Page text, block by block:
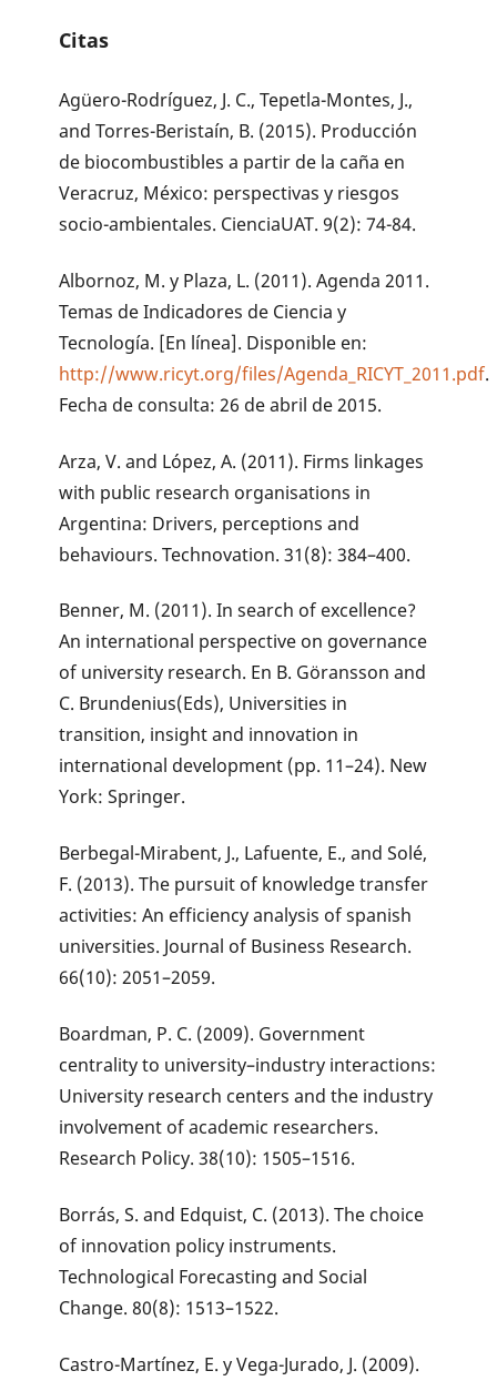
Citas
Agüero-Rodríguez, J. C., Tepetla-Montes, J.,
and Torres-Beristaín, B. (2015). Producción
de biocombustibles a partir de la caña en
Veracruz, México: perspectivas y riesgos
socio-ambientales. CienciaUAT. 9(2): 74-84.
Albornoz, M. y Plaza, L. (2011). Agenda 2011.
Temas de Indicadores de Ciencia y
Tecnología. [En línea]. Disponible en:
http://www.ricyt.org/files/Agenda_RICYT_2011.pdf.
Fecha de consulta: 26 de abril de 2015.
Arza, V. and López, A. (2011). Firms linkages
with public research organisations in
Argentina: Drivers, perceptions and
behaviours. Technovation. 31(8): 384–400.
Benner, M. (2011). In search of excellence?
An international perspective on governance
of university research. En B. Göransson and
C. Brundenius(Eds), Universities in
transition, insight and innovation in
international development (pp. 11–24). New
York: Springer.
Berbegal-Mirabent, J., Lafuente, E., and Solé,
F. (2013). The pursuit of knowledge transfer
activities: An efficiency analysis of spanish
universities. Journal of Business Research.
66(10): 2051–2059.
Boardman, P. C. (2009). Government
centrality to university–industry interactions:
University research centers and the industry
involvement of academic researchers.
Research Policy. 38(10): 1505–1516.
Borrás, S. and Edquist, C. (2013). The choice
of innovation policy instruments.
Technological Forecasting and Social
Change. 80(8): 1513–1522.
Castro-Martínez, E. y Vega-Jurado, J. (2009).